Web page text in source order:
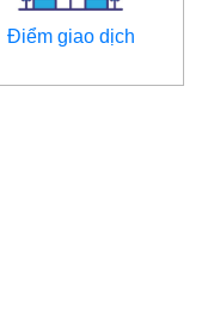
Điểm giao dịch